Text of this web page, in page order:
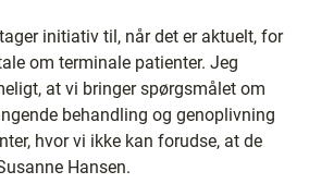
initiativ til, når det er aktuelt, for
om terminale patienter. Jeg
at vi bringer spørgsmålet om
behandling og genoplivning
hvor vi ikke kan forudse, at de
Hansen.